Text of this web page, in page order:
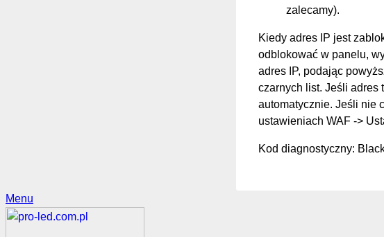
zalecamy).
Kiedy adres IP jest
odblokować w panelu,
adres IP, podając
czarnych list. Jeśli adres
automatycznie. Jeśli nie
ustawieniach WAF ->
Kod diagnostyczny:
Menu